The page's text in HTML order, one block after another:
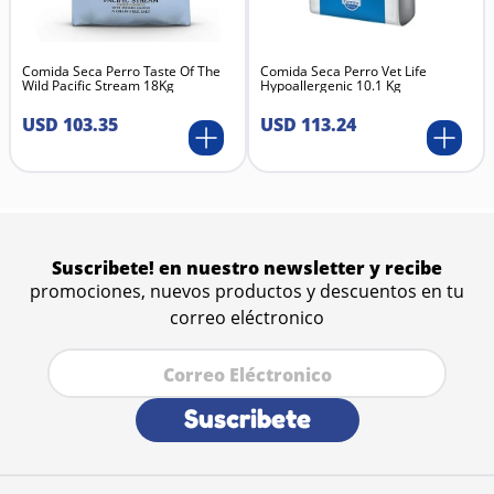
Multi-Especie:
Seguro y eficaz para perros,
gatos y aves (gallos de pelea, aves
Dosis Referencial (Consulte a su Veterinario):
Perros y Gatos:Generalmente 5 a 10 ml diarios
(según peso).
Comida Seca Perro Taste Of The
Wild Pacific Stream 18Kg
USD 103.35
Comida Seca Perro Vet Life
Hypoallergenic 10.1 Kg
USD 113.24
Suscribete! en nuestro newsletter y recibe
promociones, nuevos productos y descuentos en tu
correo eléctronico
Suscribete